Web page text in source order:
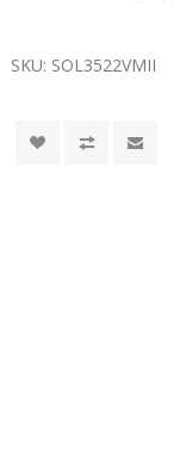
SKU: SOL3522VMII